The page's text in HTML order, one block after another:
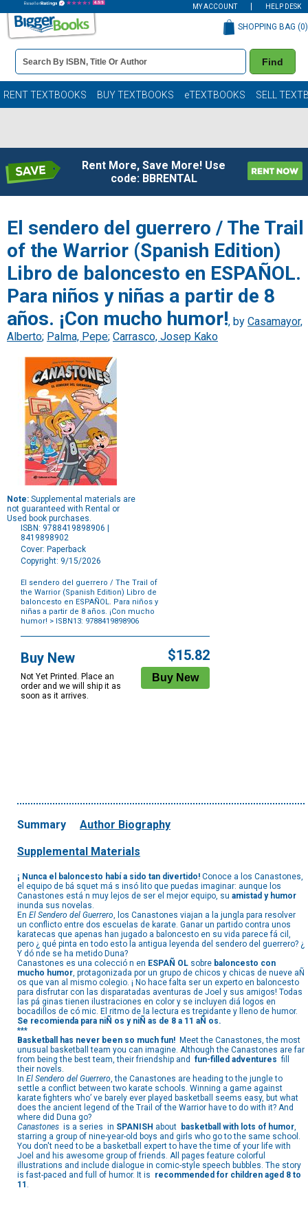
MY ACCOUNT HELP DESK
Book
Details
Search
Bar
Find
SHOPPING BAG (0)
RENT TEXTBOOKS BUY TEXTBOOKS eTEXTBOOKS SELL
Rent More, Save More! Use
code: BBRENTAL
El sendero del guerrero / The Trail
of the Warrior (Spanish Edition)
Libro de baloncesto en ESPAÑOL.
Para niños y niñas a partir de 8
años. ¡Con mucho humor!, by Casamayor,
Alberto; Palma, Pepe; Carrasco, Josep Kako
Note: Supplemental materials are
not guaranteed with Rental or
Used book purchases.
ISBN: 9788419898906 |
8419898902
Cover: Paperback
Copyright: 9/15/2026
El sendero del guerrero / The Trail of
the Warrior (Spanish Edition) Libro de
baloncesto en ESPAÑOL. Para niños y
niñas a partir de 8 años. ¡Con mucho
humor! > ISBN13: 9788419898906
Options
Buy New
Not Yet Printed. Place an
order and we will ship it as
soon as it arrives.
$15.82
Summary Author Biography
Supplemental Materials
¡ Nunca el baloncesto habí a sido tan divertido! Conoce a los Canastones,
el equipo de bá squet má s insó lito que puedas imaginar: aunque los
Canastones está n muy lejos de ser el mejor equipo, su amistad y humor
inunda sus novelas.
En El Sendero del Guerrero, los Canastones viajan a la jungla para resolver
un conflicto entre dos escuelas de karate. Ganar un partido contra unos
karatecas que apenas han jugado a baloncesto en su vida parece fá cil,
pero ¿ qué pinta en todo esto la antigua leyenda del sendero del guerrero? ¿
Y dó nde se ha metido Duna?
Canastones es una colecció n en ESPAÑ OL sobre baloncesto con
mucho humor, protagonizada por un grupo de chicos y chicas de nueve aÑ
os que van al mismo colegio. ¡ No hace falta ser un experto en baloncesto
para disfrutar con las disparatadas aventuras de Joel y sus amigos! Todas
las pá ginas tienen ilustraciones en color y se incluyen diá logos en
bocadillos de có mic. El ritmo de la lectura es trepidante y lleno de humor.
Se recomienda para niÑ os y niÑ as de 8 a 11 aÑ os.
***
Basketball has never been so much fun! Meet the Canastones, the most
unusual basketball team you can imagine. Although the Canastones are far
from being the best team, their friendship and fun-filled adventures fill
their novels.
In El Sendero del Guerrero, the Canastones are heading to the jungle to
settle a conflict between two karate schools. Winning a game against
karate fighters who’ ve barely ever played basketball seems easy, but what
does the ancient legend of the Trail of the Warrior have to do with it? And
where did Duna go?
Canastones is a series in SPANISH about basketball with lots of humor,
starring a group of nine-year-old boys and girls who go to the same school.
You don't need to be a basketball expert to have the time of your life with
Joel and his awesome group of friends. All pages feature colorful
illustrations and include dialogue in comic-style speech bubbles. The story
is fast-paced and full of humor. It is recommended for children aged 8 to
11 .